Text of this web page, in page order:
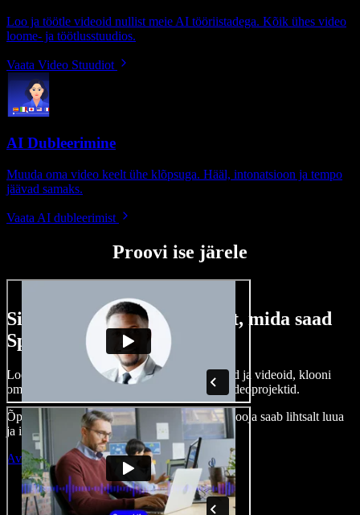
Loo ja töötle videoid nullist meie AI tööriistadega. Kõik ühes video
loome- ja töötlusstuudios.
Vaata Video Stuudiot
AI Dubleerimine
Muuda oma video keelt ühe klõpsuga. Hääl, intonatsioon ja tempo
jäävad samaks.
Vaata AI dubleerimist
Proovi ise järele
Siin on vaid väike osa sellest, mida saad
Speechify Studioga teha.
Loo voice-over’eid, kasuta tasuta pilte, helisid ja videoid, klooni
oma häält ja pane kokku terviklikud audio-videoprojektid.
Õppimiskõver puudub, kõik töötab veebis – looja saab lihtsalt luua
ja ideed kiiresti ellu viia.
Ava Studio